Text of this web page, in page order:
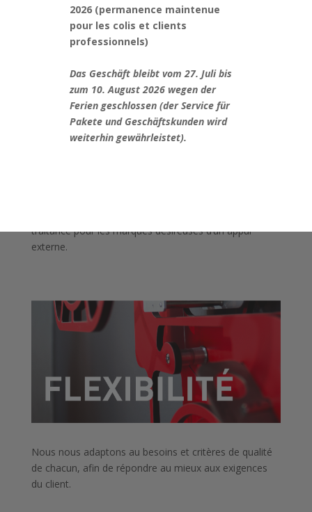
traitance pour les marques désireuses d’un appui
externe.
Nous nous adaptons au besoins et critères de qualité
de chacun, afin de répondre au mieux aux exigences
du client.
2026 (permanence maintenue
pour les colis et clients
professionnels)
Das Geschäft bleibt vom 27. Juli bis
zum 10. August 2026 wegen der
Ferien geschlossen (der Service für
Pakete und Geschäftskunden wird
weiterhin gewährleistet).